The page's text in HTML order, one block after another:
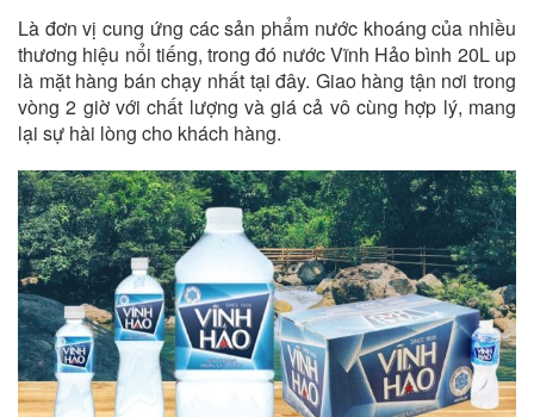
Là đơn vị cung ứng các sản phẩm nước khoáng của nhiều
thương hiệu nổi tiếng, trong đó nước Vĩnh Hảo bình 20L up
là mặt hàng bán chạy nhất tại đây. Giao hàng tận nơi trong
vòng 2 giờ với chất lượng và giá cả vô cùng hợp lý, mang
lại sự hài lòng cho khách hàng.